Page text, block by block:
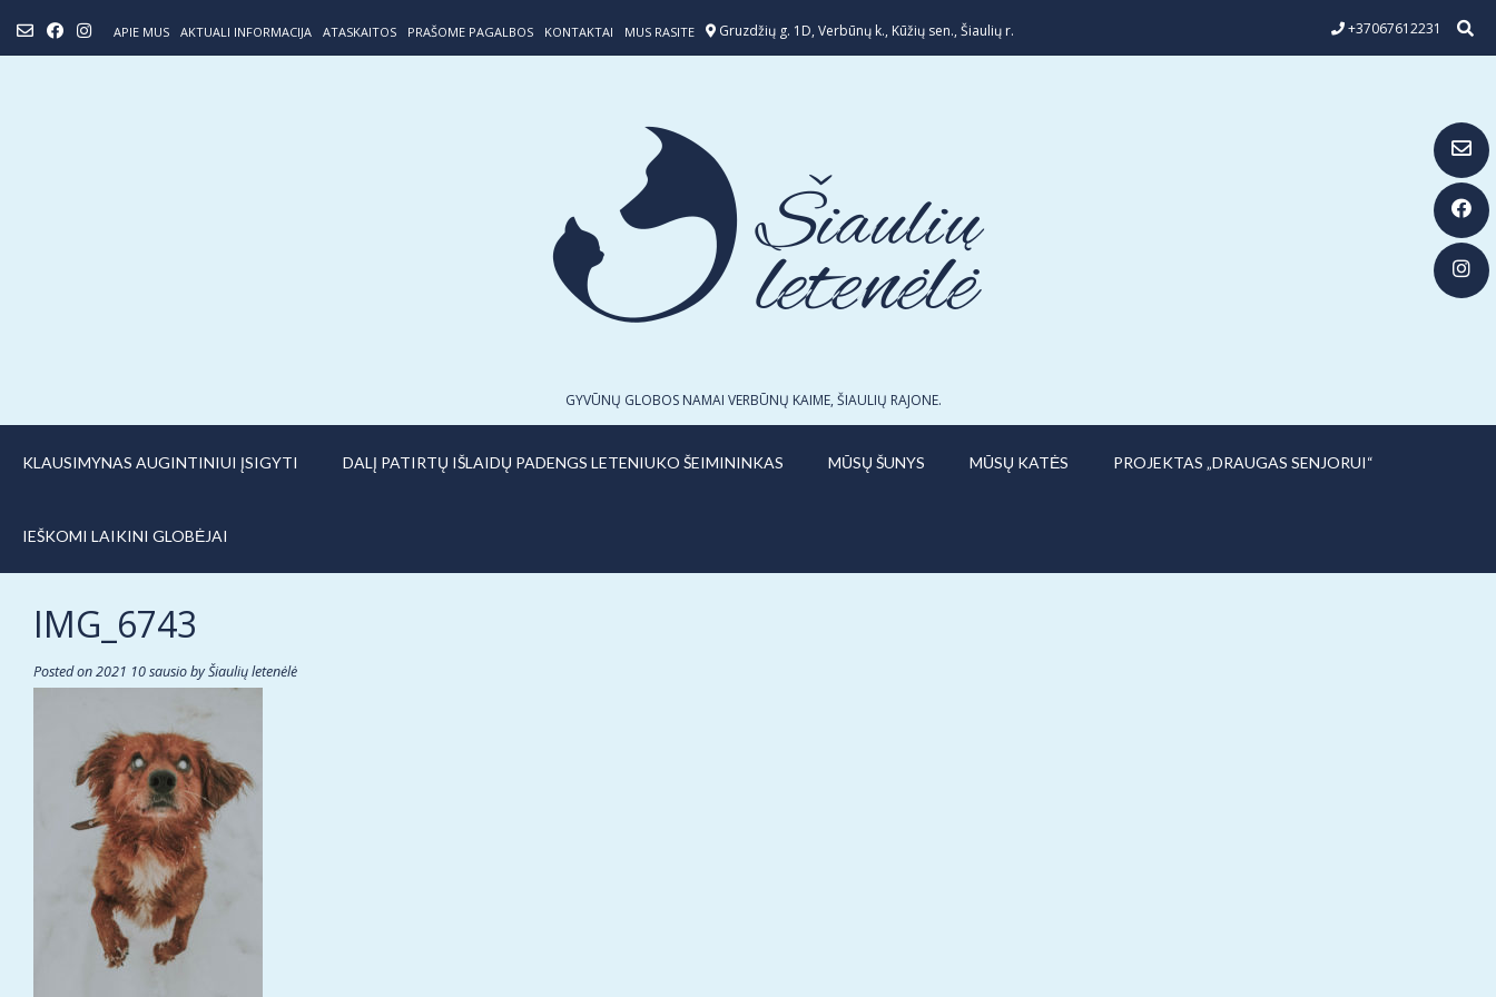
content
APIE MUS AKTUALI INFORMACIJA ATASKAITOS PRAŠOME PAGALBOS KONTAKTAI MUS RASITE Gruzdžių g. 1D, Verbūnų k., Kūžių sen., Šiaulių r. +37067612231
GYVŪNŲ GLOBOS NAMAI VERBŪNŲ KAIME, ŠIAULIŲ RAJONE.
KLAUSIMYNAS AUGINTINIUI ĮSIGYTI DALĮ PATIRTŲ IŠLAIDŲ PADENGS LETENIUKO ŠEIMININKAS MŪSŲ ŠUNYS MŪSŲ KATĖS PROJEKTAS „DRAUGAS SENJORUI“
IEŠKOMI LAIKINI GLOBĖJAI
IMG_6743
Posted on2021 10 sausiobyŠiaulių letenėlė